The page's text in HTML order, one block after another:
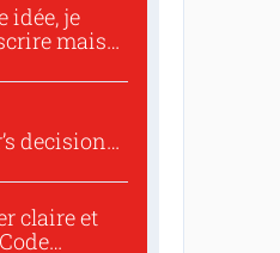
idée, je
mais
decision
claire et